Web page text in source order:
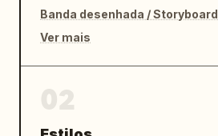
Banda desenhada / Storyboard
Ver mais